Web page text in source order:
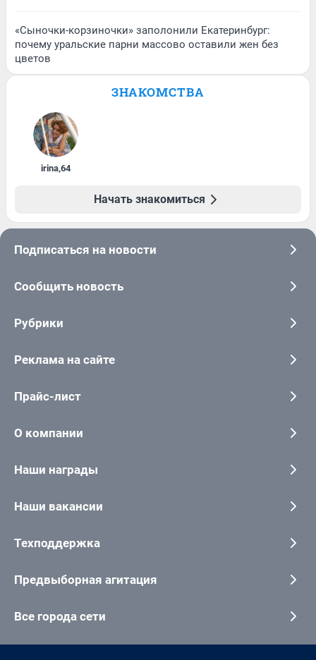
«Сыночки-корзиночки» заполонили Екатеринбург:
почему уральские парни массово оставили жен без
цветов
ЗНАКОМСТВА
irina,64
Начать знакомиться
Подписаться на новости
Сообщить новость
Рубрики
Реклама на сайте
Прайс-лист
О компании
Наши награды
Наши вакансии
Техподдержка
Предвыборная агитация
Все города сети